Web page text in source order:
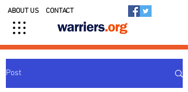
ABOUT US CONTACT
Post